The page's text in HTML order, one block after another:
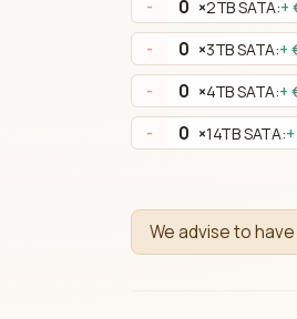
- ×2TB SATA:+
- ×3TB SATA:+
- ×4TB SATA:+
- ×14TB SATA:
We advise to